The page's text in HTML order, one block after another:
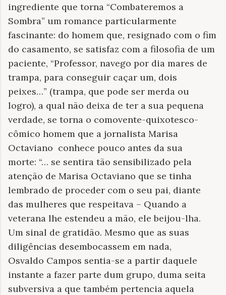
ingrediente que torna “Combateremos a
Sombra” um romance particularmente
fascinante: do homem que, resignado com o fim
do casamento, se satisfaz com a filosofia de um
paciente, “Professor, navego por dia mares de
trampa, para conseguir caçar um, dois
peixes…” (trampa, que pode ser merda ou
logro), a qual não deixa de ter a sua pequena
verdade, se torna o comovente-quixotesco-
cômico homem que a jornalista Marisa
Octaviano conhece pouco antes da sua
morte: “… se sentira tão sensibilizado pela
atenção de Marisa Octaviano que se tinha
lembrado de proceder com o seu pai, diante
das mulheres que respeitava – Quando a
veterana lhe estendeu a mão, ele beijou-lha.
Um sinal de gratidão. Mesmo que as suas
diligências desembocassem em nada,
Osvaldo Campos sentia-se a partir daquele
instante a fazer parte dum grupo, duma seita
subversiva a que também pertencia aquela